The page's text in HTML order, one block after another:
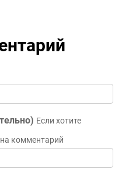
Если хотите
комментарий